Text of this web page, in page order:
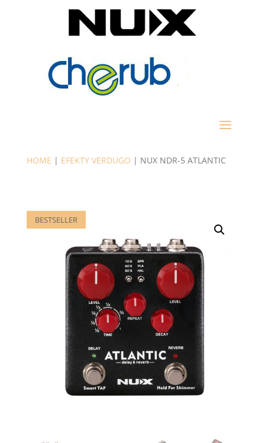
HOME | EFEKTY VERDUGO | NUX NDR-5 ATLANTIC
BESTSELLER